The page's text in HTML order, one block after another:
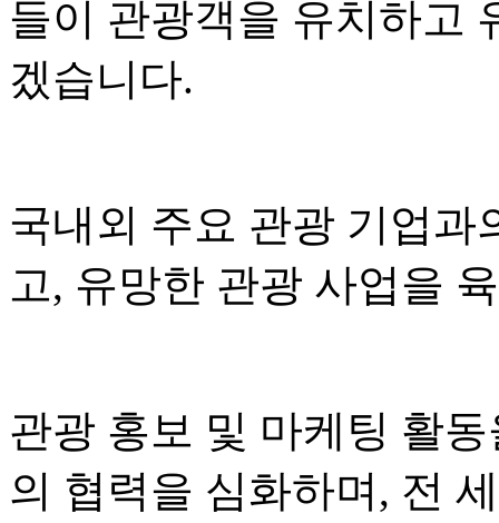
들이 관광객을 유치하고
겠습니다.
국내외 주요 관광 기업과
고, 유망한 관광 사업을
관광 홍보 및 마케팅 활
의 협력을 심화하며, 전